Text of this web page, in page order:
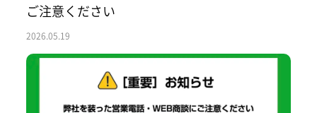
ご注意ください
2026.05.19